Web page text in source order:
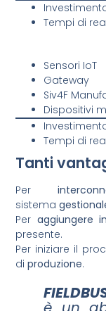
Tempi di
Sensori IoT
Gateway
Siv4F
Dispositivi
Tempi di
Tanti
Per
sistema
Per aggiungere
presente.
Per iniziare il
diproduzione.